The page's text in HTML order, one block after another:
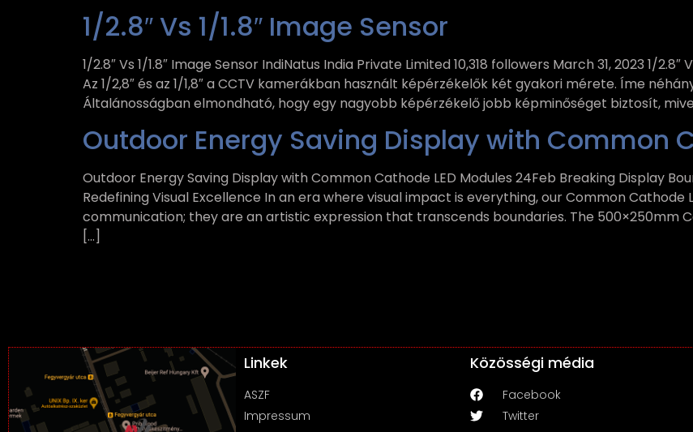
1/2.8″​ Vs 1/1.8″​ Image Sensor
1/2.8″​ Vs 1/1.8″​ Image Sensor IndiNatus India Private Limited 10,318 followers March 31, 2023 1/2.8″
Az 1/2,8″ és az 1/1,8″ a CCTV kamerákban használt képérzékelők két gyakori mérete. Íme
Általánosságban elmondható, hogy egy nagyobb képérzékelő jobb képminőséget biztosít,
Outdoor Energy Saving Display with Common
Outdoor Energy Saving Display with Common Cathode LED Modules 24Feb Breaking Display
Redefining Visual Excellence In an era where visual impact is everything, our Common
communication; they are an artistic expression that transcends boundaries. The 500×250mm
[…]
Linkek
ASZF
Impressum
Közösségi média
Facebook
Twitter